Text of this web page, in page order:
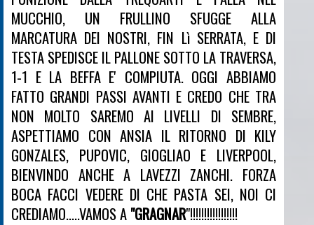
MUCCHIO, UN FRULLINO SFUGGE ALLA
MARCATURA DEI NOSTRI, FIN Lì SERRATA, E DI
TESTA SPEDISCE IL PALLONE SOTTO LA TRAVERSA,
1-1 E LA BEFFA E' COMPIUTA. OGGI ABBIAMO
FATTO GRANDI PASSI AVANTI E CREDO CHE TRA
NON MOLTO SAREMO AI LIVELLI DI SEMBRE,
ASPETTIAMO CON ANSIA IL RITORNO DI KILY
GONZALES, PUPOVIC, GIOGLIAO E LIVERPOOL,
BIENVINDO ANCHE A LAVEZZI ZANCHI. FORZA
BOCA FACCI VEDERE DI CHE PASTA SEI, NOI CI
CREDIAMO.....VAMOS A "GRAGNAR"!!!!!!!!!!!!!!!!!